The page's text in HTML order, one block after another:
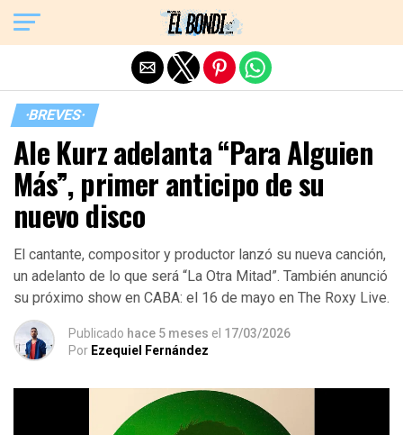
·BREVES·
Ale Kurz adelanta “Para Alguien
Más”, primer anticipo de su
nuevo disco
El cantante, compositor y productor lanzó su nueva canción,
un adelanto de lo que será “La Otra Mitad”. También anunció
su próximo show en CABA: el 16 de mayo en The Roxy Live.
Publicado hace 5 meses el 17/03/2026
Por Ezequiel Fernández
Exit mobile version